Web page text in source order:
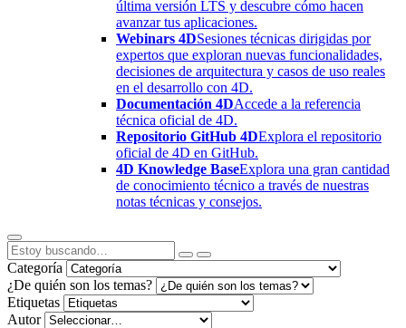
última versión LTS y descubre cómo hacen
avanzar tus aplicaciones.
Webinars 4DSesiones técnicas dirigidas por
expertos que exploran nuevas funcionalidades,
decisiones de arquitectura y casos de uso reales
en el desarrollo con 4D.
Documentación 4DAccede a la referencia
técnica oficial de 4D.
Repositorio GitHub 4DExplora el repositorio
oficial de 4D en GitHub.
4D Knowledge BaseExplora una gran cantidad
de conocimiento técnico a través de nuestras
notas técnicas y consejos.
Categoría
¿De quién son los temas?
Etiquetas
Autor